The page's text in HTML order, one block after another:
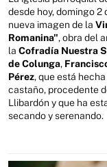
desde hoy, domingo 2
nueva imagen de la
Romanina", obra del
la Cofradía Nuestra
de Colunga,
Pérez, que está
castaño, procedente
Llibardón y que ha
secando y serenando.